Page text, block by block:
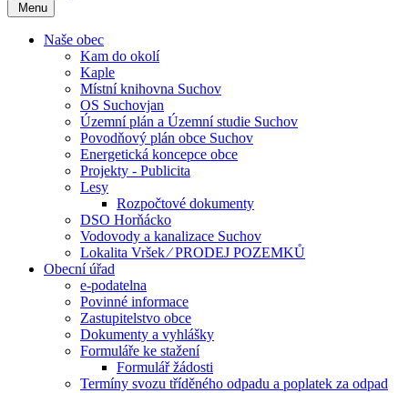
Menu
Naše obec
Kam do okolí
Kaple
Místní knihovna Suchov
OS Suchovjan
Územní plán a Územní studie Suchov
Povodňový plán obce Suchov
Energetická koncepce obce
Projekty - Publicita
Lesy
Rozpočtové dokumenty
DSO Horňácko
Vodovody a kanalizace Suchov
Lokalita Vršek ⁄ PRODEJ POZEMKŮ
Obecní úřad
e-podatelna
Povinné informace
Zastupitelstvo obce
Dokumenty a vyhlášky
Formuláře ke stažení
Formulář žádosti
Termíny svozu tříděného odpadu a poplatek za odpad